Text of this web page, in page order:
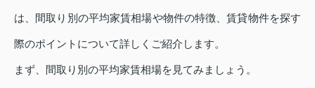
は、間取り別の平均家賃相場や物件の特徴、賃貸物件を探す
際のポイントについて詳しくご紹介します。
まず、間取り別の平均家賃相場を見てみましょう。